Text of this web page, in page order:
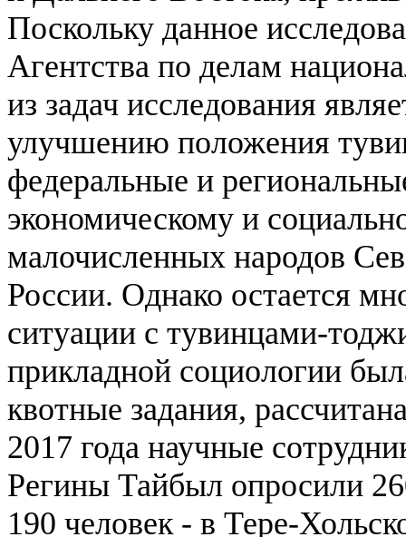
Поскольку данное
Агентства по делам
из задач исследования
улучшению положения
федеральные и
экономическому и
малочисленных народов
России. Однако остается
ситуации с тувинцами-
прикладной социологии
квотные задания,
2017 года научные
Регины Тайбыл опросили
190 человек - в Тере-